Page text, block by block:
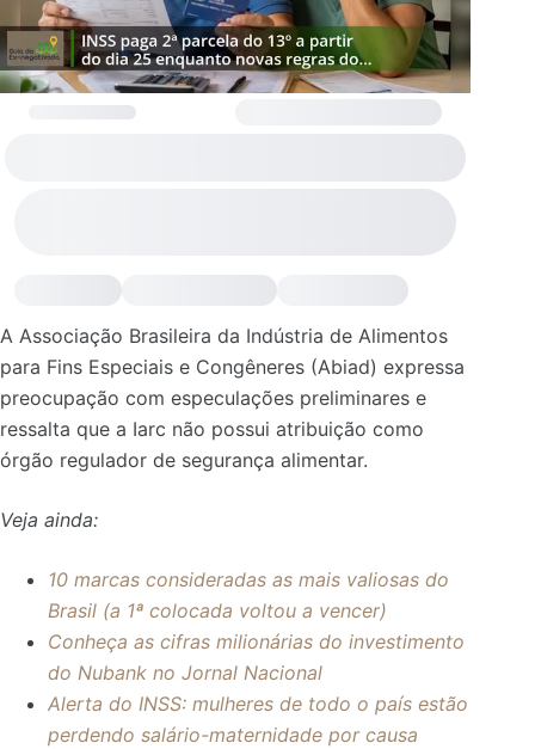
A Associação Brasileira da Indústria de Alimentos
para Fins Especiais e Congêneres (Abiad) expressa
preocupação com especulações preliminares e
ressalta que a Iarc não possui atribuição como
órgão regulador de segurança alimentar.
Veja ainda:
10 marcas consideradas as mais valiosas do
Brasil (a 1ª colocada voltou a vencer)
Conheça as cifras milionárias do investimento
do Nubank no Jornal Nacional
Alerta do INSS: mulheres de todo o país estão
perdendo salário-maternidade por causa